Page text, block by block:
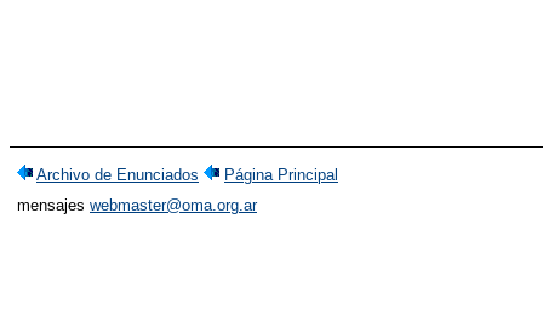
Archivo de Enunciados
Página Principal
mensajes webmaster@oma.org.ar